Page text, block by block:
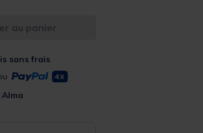
au panier
sans frais
Alma